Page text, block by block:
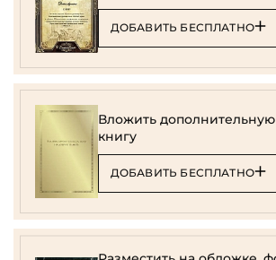
ДОБАВИТЬ БЕСПЛАТНО
Вложить
книгу
ДОБАВИТЬ БЕСПЛАТНО